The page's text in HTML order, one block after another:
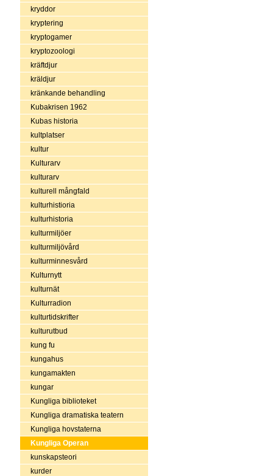
kryddor
kryptering
kryptogamer
kryptozoologi
kräftdjur
kräldjur
kränkande behandling
Kubakrisen 1962
Kubas historia
kultplatser
kultur
Kulturarv
kulturarv
kulturell mångfald
kulturhistioria
kulturhistoria
kulturmiljöer
kulturmiljövård
kulturminnesvård
Kulturnytt
kulturnät
Kulturradion
kulturtidskrifter
kulturutbud
kung fu
kungahus
kungamakten
kungar
Kungliga biblioteket
Kungliga dramatiska teatern
Kungliga hovstaterna
Kungliga Operan
kunskapsteori
kurder